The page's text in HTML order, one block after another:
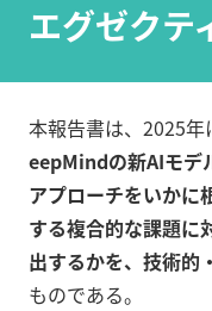
エグゼクテ
本報告書は、2025
eepMindの新AIモデ
アプローチをいかに
する複合的な課題に
出するかを、技術的
ものである。